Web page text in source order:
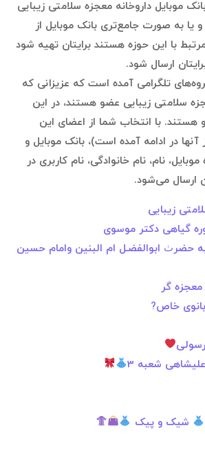
موبایل داروخانه معجزه سلامتی زیبایی
یا به صورت جامع‌تری بانک موبایل از
با این حوزه هستند برایتان تهیه شود
ارسال شود.
تلگرامی آمده است که عزیزانی که
سلامتی زیبایی عضو هستند، در این
هستند. با انتخاب شما از اعضای این
در ادامه آمده است)، بانک موبایل و
نام، نام خانوادگی، نام کاربری در
ارسال می‌شود.
زیبایی
گیاهی دکتر موسوی
حضرٺ ابوالفضـل ام البنین وامام حسین
گر
خاص?
شعبه 3
شیک و پیک